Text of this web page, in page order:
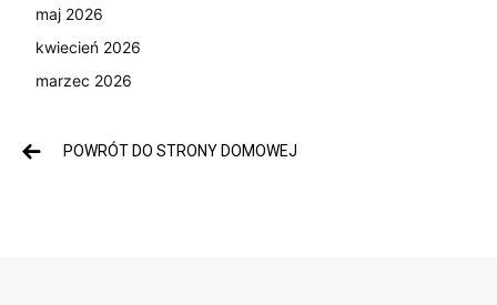
maj 2026
kwiecień 2026
marzec 2026
POWRÓT DO STRONY DOMOWEJ